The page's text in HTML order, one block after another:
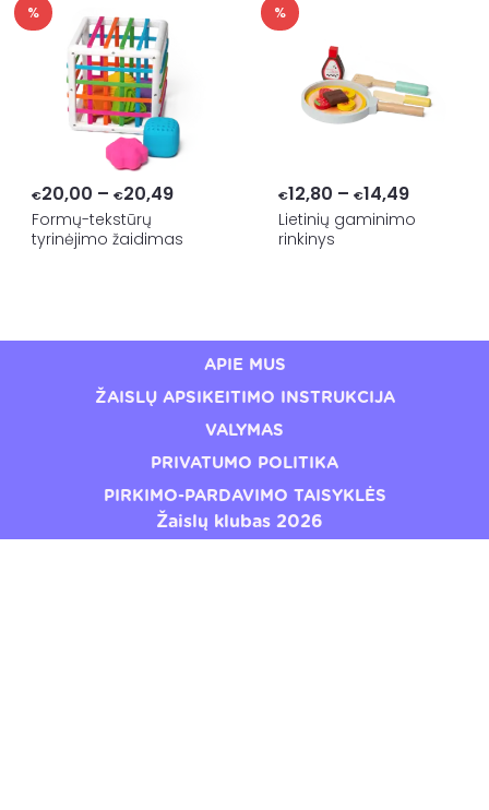
%
€20,00 – €20,49Price
€20,00
Formų-tekstūrų
tyrinėjimo žaidimas
%
€12,80 – €14,49Price
range:
Lietinių gaminimo
rinkinys
APIE MUS
ŽAISLŲ APSIKEITIMO INSTRUKCIJA
VALYMAS
PRIVATUMO POLITIKA
PIRKIMO-PARDAVIMO TAISYKLĖS
Žaislų klubas 2026